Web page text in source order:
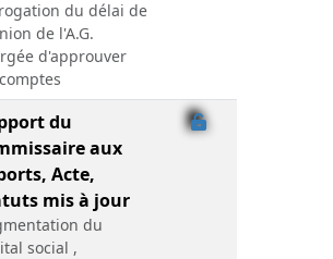
du délai de
de l'A.G.
d'approuver
du
aux
Acte,
mis à jour
du
social ,